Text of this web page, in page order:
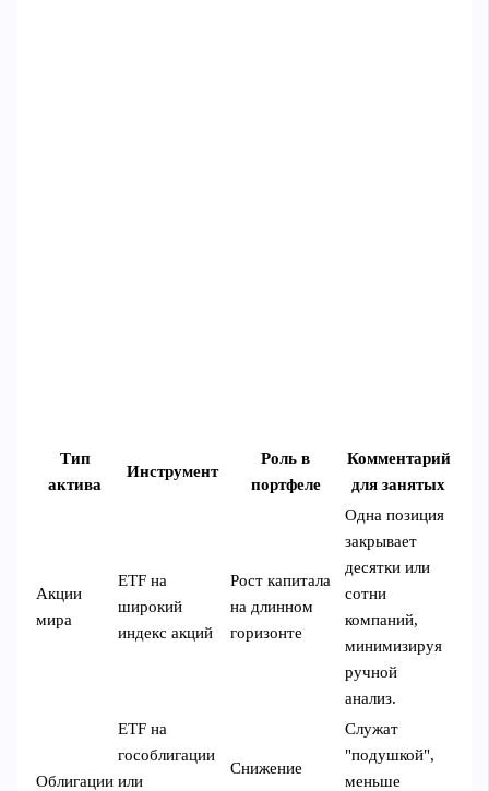
Тип
актива
Инструмент
Роль в
портфеле
Комментарий
для занятых
Акции
мира
ETF на
широкий
индекс акций
Рост капитала
на длинном
горизонте
Одна позиция
закрывает
десятки или
сотни
компаний,
минимизируя
ручной
анализ.
Облигации
ETF на
гособлигации
или
Снижение
Служат
"подушкой",
меньше